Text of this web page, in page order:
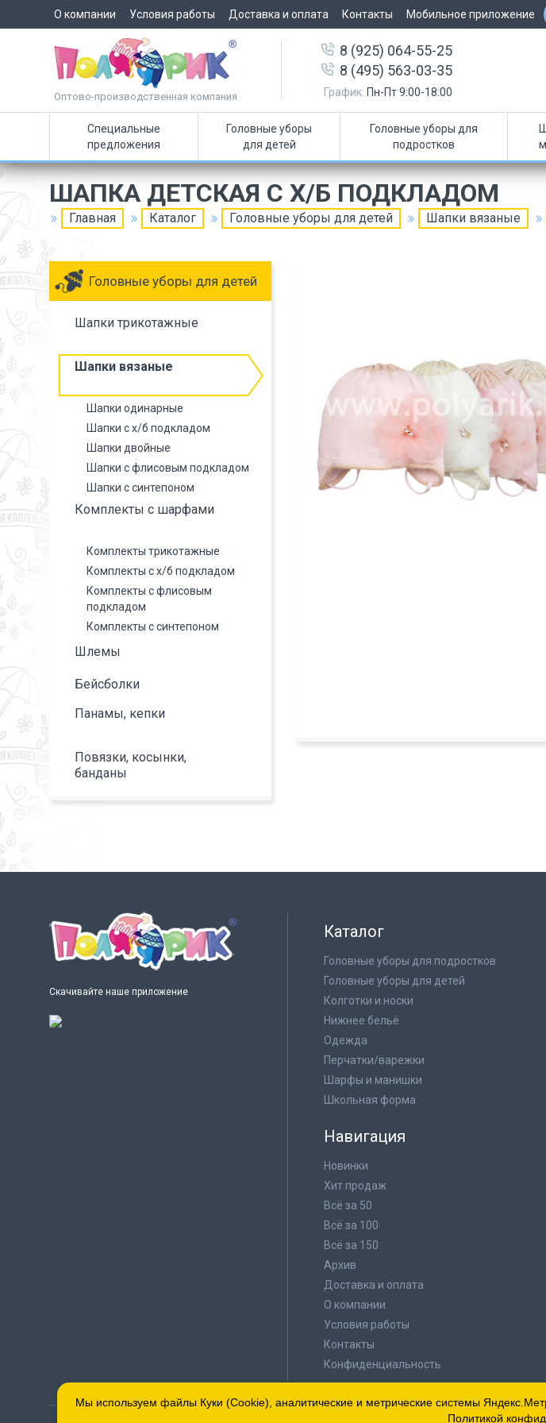
О компании Условия работы Доставка и оплата Контакты Мобильное приложение
Оптово-производственная компания
8 (925) 064-55-25
8 (495) 563-03-35
График: Пн-Пт 9:00-18:00
Специальные
предложения
Головные уборы
для детей
Головные уборы для
подростков
ШАПКА ДЕТСКАЯ С Х/Б ПОДКЛАДОМ
Главная Каталог Головные уборы для детей Шапки вязаные
Головные уборы для детей
Шапки трикотажные
Шапки вязаные
Шапки одинарные
Шапки с х/б подкладом
Шапки двойные
Шапки с флисовым подкладом
Шапки с синтепоном
Комплекты с шарфами
Комплекты трикотажные
Комплекты с х/б подкладом
Комплекты с флисовым
подкладом
Комплекты с синтепоном
Шлемы
Бейсболки
Панамы, кепки
Повязки, косынки,
банданы
Скачивайте наше приложение
Каталог
Головные уборы для подростков
Головные уборы для детей
Колготки и носки
Нижнее бельё
Одежда
Перчатки/варежки
Шарфы и манишки
Школьная форма
Навигация
Новинки
Хит продаж
Всё за 50
Всё за 100
Всё за 150
Архив
Доставка и оплата
О компании
Условия работы
Контакты
Конфиденциальность
Мы используем файлы Куки (Cookie), аналитические и метрические системы
Политикой